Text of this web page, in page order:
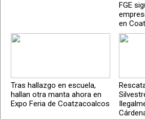
FGE
en
Tras hallazgo en escuela,
hallan otra manta ahora en
Expo Feria de Coatzacoalcos